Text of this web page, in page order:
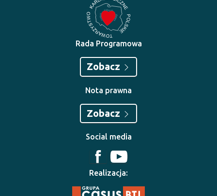
Rada Programowa
Zobacz
Nota prawna
Zobacz
Social media
Realizacja: